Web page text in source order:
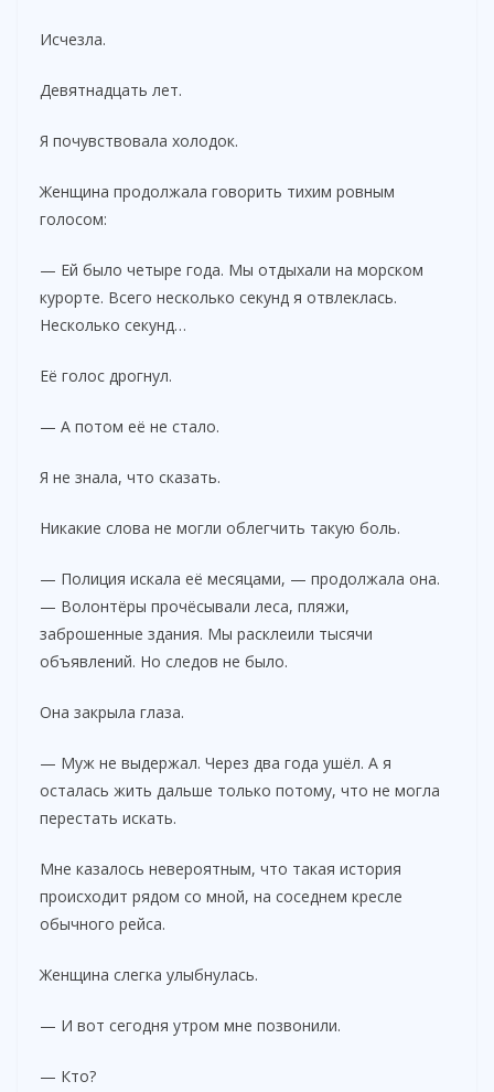
Исчезла.
Девятнадцать лет.
Я почувствовала холодок.
Женщина продолжала говорить тихим ровным
голосом:
— Ей было четыре года. Мы отдыхали на морском
курорте. Всего несколько секунд я отвлеклась.
Несколько секунд…
Её голос дрогнул.
— А потом её не стало.
Я не знала, что сказать.
Никакие слова не могли облегчить такую боль.
— Полиция искала её месяцами, — продолжала она.
— Волонтёры прочёсывали леса, пляжи,
заброшенные здания. Мы расклеили тысячи
объявлений. Но следов не было.
Она закрыла глаза.
— Муж не выдержал. Через два года ушёл. А я
осталась жить дальше только потому, что не могла
перестать искать.
Мне казалось невероятным, что такая история
происходит рядом со мной, на соседнем кресле
обычного рейса.
Женщина слегка улыбнулась.
— И вот сегодня утром мне позвонили.
— Кто?